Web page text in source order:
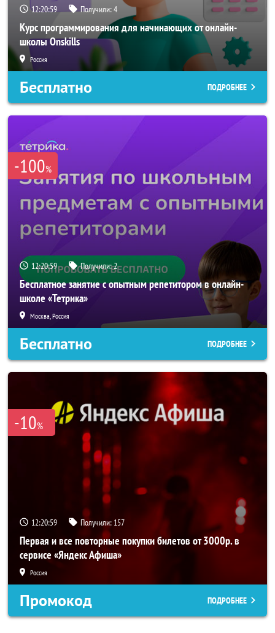
12:20:58 Получили:4
Курс программирования для начинающих от онлайн-
школы Onskills
Россия
Бесплатно ПОДРОБНЕЕ
-100%
12:20:58 Получили:2
Бесплатное занятие с опытным репетитором в онлайн-
школе «Тетрика»
Москва, Россия
Бесплатно ПОДРОБНЕЕ
-10%
12:20:58 Получили: 157
Первая и все повторные покупки билетов от 3000р. в
сервисе «Яндекс Афиша»
Россия
Промокод ПОДРОБНЕЕ